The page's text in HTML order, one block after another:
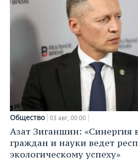
Общество 03 авг, 00:00
Азат Зиганшин: «Синергия
граждан и науки ведет
экологическому успеху»